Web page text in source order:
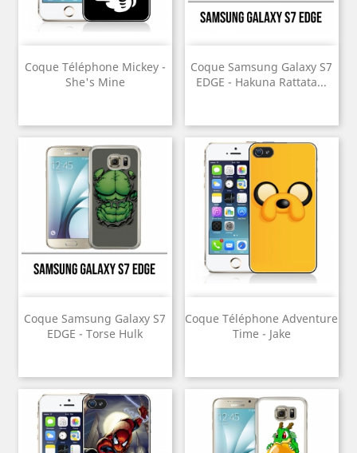
Coque Téléphone Mickey -
She's Mine
Coque Samsung Galaxy S7
EDGE - Hakuna Rattata...
Coque Samsung Galaxy S7
EDGE - Torse Hulk
Coque Téléphone Adventure
Time - Jake